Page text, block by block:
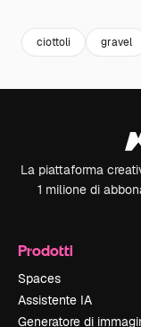
ciottoli gravel
La piattaforma
1 milione di
Prodotti
Spaces
Assistente IA
Generatore di